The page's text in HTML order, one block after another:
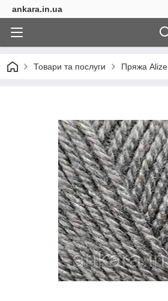
ankara.in.ua
Товари та послуги Пряжа Alize